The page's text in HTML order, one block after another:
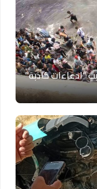
“ادعاءات كاذبة”